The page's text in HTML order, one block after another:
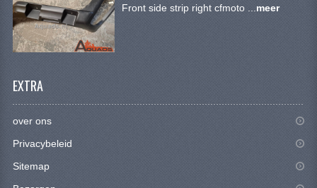
STUUR INRICHTING
Front side strip right cfmoto ... meer
EXTRA
over ons
Privacybeleid
Sitemap